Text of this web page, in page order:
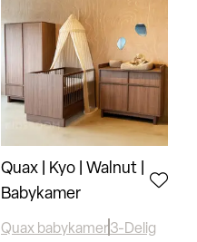
Quax | Kyo | Walnut |
Babykamer
Quax babykamer3-Delig